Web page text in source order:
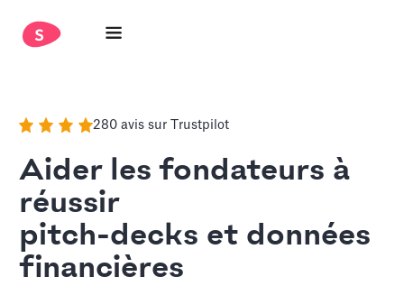
280 avis sur Trustpilot
Aider les fondateurs à
réussir
pitch-decks et données
financières